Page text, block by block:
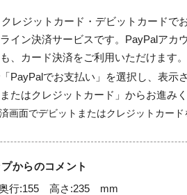
レジットカード・デビットカードで
イン決済サービスです。PayPalアカ
、カード決済をご利用いただけます。
PayPalでお支払い」を選択し、表示
またはクレジットカード」からお進みく
からのコメント
行:155　高さ:235　mm